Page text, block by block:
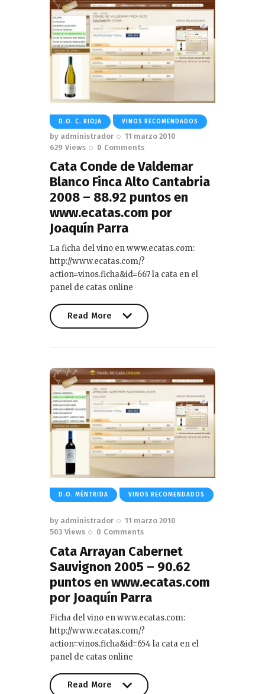
D.O. C. RIOJA VINOS RECOMENDADOS
by administrador
11 marzo 2010
629 Views 0 Comments
Cata Conde de Valdemar
Blanco Finca Alto Cantabria
2008 – 88.92 puntos en
www.ecatas.com por
Joaquín Parra
La ficha del vino en www.ecatas.com:
http://www.ecatas.com/?
action=vinos.ficha&id=667 la cata en el
panel de catas online
Read More
D.O. MÉNTRIDA VINOS RECOMENDADOS
by administrador
11 marzo 2010
503 Views 0 Comments
Cata Arrayan Cabernet
Sauvignon 2005 – 90.62
puntos en www.ecatas.com
por Joaquín Parra
Ficha del vino en www.ecatas.com:
http://www.ecatas.com/?
action=vinos.ficha&id=654 la cata en el
panel de catas online
Read More